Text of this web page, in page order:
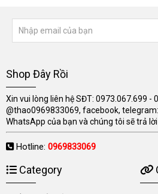
Shop Đây Rồi
Xin vui lòng liên hệ SĐT: 0973.067.699 -
@thao0969833069, facebook,
WhatsApp của bạn và chúng tôi sẽ trả
Hotline: 0969833069
Category